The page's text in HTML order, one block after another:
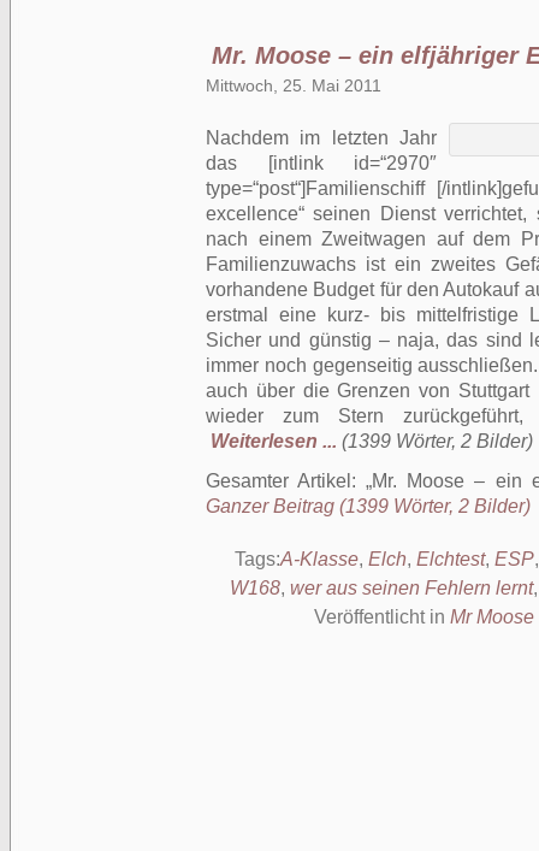
Mr. Moose – ein elfjähriger
Mittwoch, 25. Mai 2011
Nachdem im letzten Jahr
das [intlink id=“2970″
type=“post“]Familienschiff [/
excellence“ seinen Dienst
nach einem Zweitwagen auf dem
Familienzuwachs ist ein zweites
vorhandene Budget für den Autokauf
erstmal eine kurz- bis mittelfristige
Sicher und günstig – naja, das sind
immer noch gegenseitig
auch über die Grenzen von
wieder zum Stern
Weiterlesen ... (1399 Wörter, 2 Bilder)
Gesamter Artikel: Mr. Moose – ein
Ganzer Beitrag (1399 Wörter, 2 Bilder)
Tags:A-Klasse, Elch, Elchtest, ESP
W168, wer aus seinen Fehlern lernt
Veröffentlicht in Mr Moose